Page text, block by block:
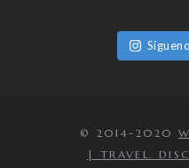
© 2014-2020
| TRAVEL.